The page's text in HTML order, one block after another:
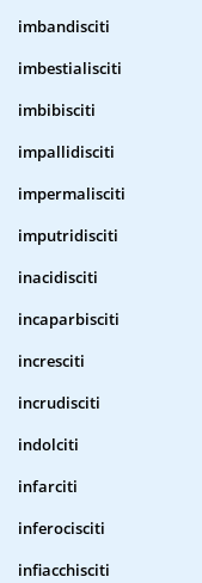
imbandisciti
imbestialisciti
imbibisciti
impallidisciti
impermalisciti
imputridisciti
inacidisciti
incaparbisciti
incresciti
incrudisciti
indolciti
infarciti
inferocisciti
infiacchisciti